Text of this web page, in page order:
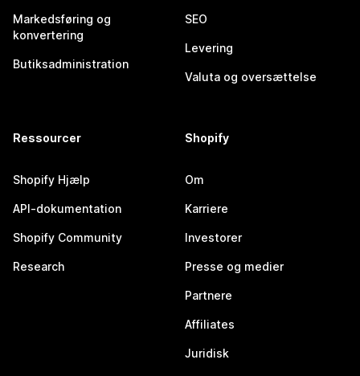
Markedsføring og
konvertering
Butiksadministration
SEO
Levering
Valuta og oversættelse
Ressourcer
Shopify Hjælp
API-dokumentation
Shopify Community
Research
Shopify
Om
Karriere
Investorer
Presse og medier
Partnere
Affiliates
Juridisk